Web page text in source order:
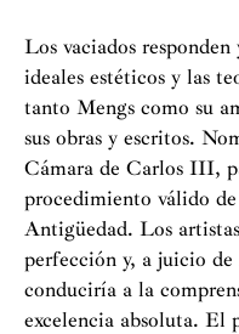
Los vaciados
ideales estéticos y las
tanto Mengs como su
sus obras y escritos.
Cámara de Carlos III,
procedimiento válido
Antigüedad. Los
perfección y, a juicio
conduciría a la
excelencia absoluta. El